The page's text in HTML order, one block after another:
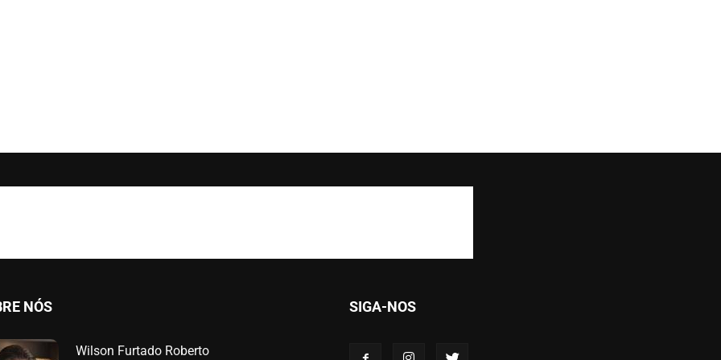
NÓS
Wilson Furtado Roberto
SIGA-NOS